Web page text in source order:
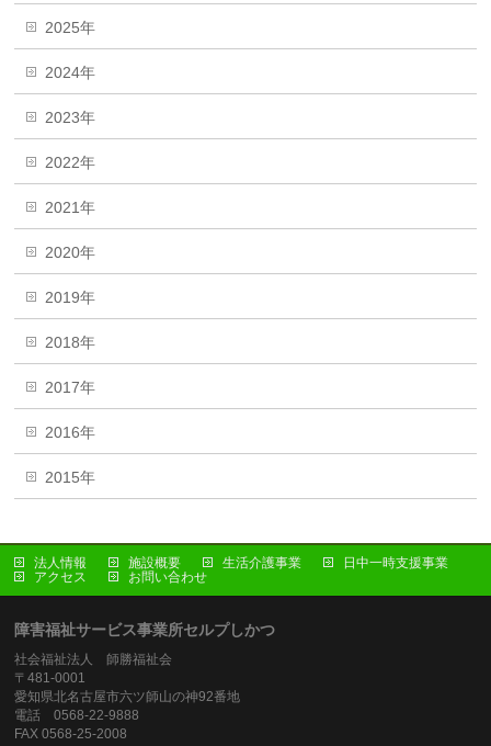
2025年
2024年
2023年
2022年
2021年
2020年
2019年
2018年
2017年
2016年
2015年
法人情報 施設概要 生活介護事業
日中一時支援事業
アクセス
お問い合わせ
障害福祉サービス事業所セルプしかつ
社会福祉法人 師勝福祉会
〒481-0001
愛知県北名古屋市六ツ師山の神92番地
電話 0568-22-9888
FAX 0568-25-2008